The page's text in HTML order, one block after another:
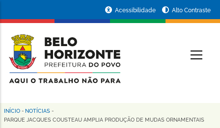
conteúdo
principal
da
Prefeitura
de
Horizonte
Acessibilidade Alto Contraste
Trilha
INÍCIO - NOTÍCIAS -
PARQUE JACQUES COUSTEAU AMPLIA PRODUÇÃO DE MUDAS ORNAMENTAIS